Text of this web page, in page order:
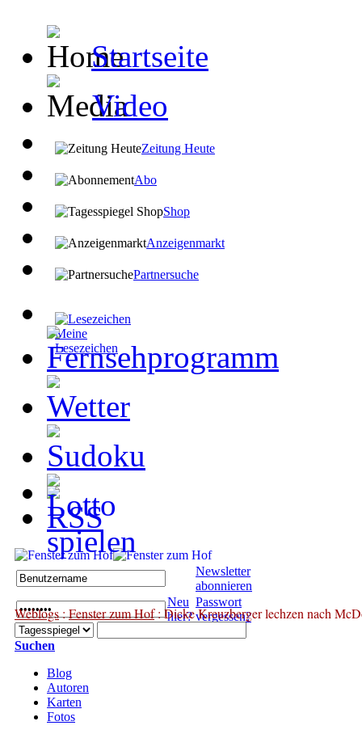
Startseite
Video
Zeitung Heute
Abo
Shop
Anzeigenmarkt
Partnersuche
Meine
Lesezeichen
Newsletter
abonnieren
Neu
hier?
Passwort
vergessen?
Weblogs:Fenster zum Hof: Dicke Kreuzberger lechzen nach
Suchen
Blog
Autoren
Karten
Fotos